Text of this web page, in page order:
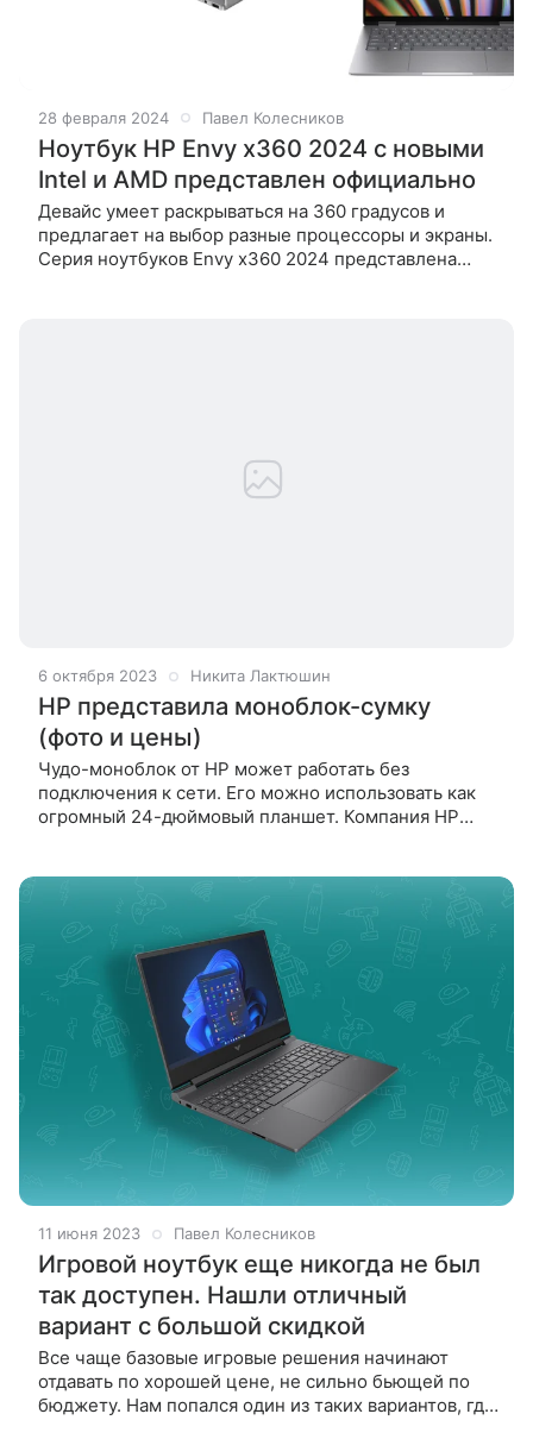
28 февраля 2024 Павел Колесников
Ноутбук HP Envy x360 2024 с новыми
Intel и AMD представлен официально
Девайс умеет раскрываться на 360 градусов и
предлагает на выбор разные процессоры и экраны.
Серия ноутбуков Envy x360 2024 представлена
6 октября 2023 Никита Лактюшин
HP представила моноблок-сумку
(фото и цены)
Чудо-моноблок от HP может работать без
подключения к сети. Его можно использовать как
огромный 24-дюймовый планшет. Компания HP
11 июня 2023 Павел Колесников
Игровой ноутбук еще никогда не был
так доступен. Нашли отличный
вариант с большой скидкой
Все чаще базовые игровые решения начинают
отдавать по хорошей цене, не сильно бьющей по
бюджету. Нам попался один из таких вариантов, где